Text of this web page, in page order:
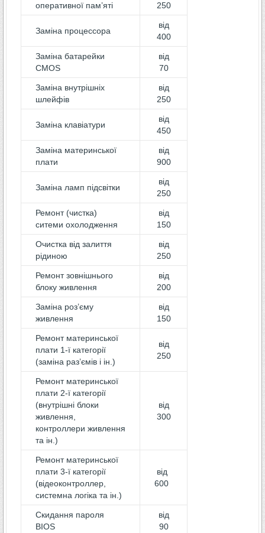
оперативної пам’яті
250
Заміна процессора
від
400
Заміна батарейки
CMOS
від
70
Заміна внутрішніх
шлейфів
від
250
Заміна клавіатури
від
450
Заміна материнської
плати
від
900
Заміна ламп підсвітки
від
250
Ремонт (чистка)
ситеми охолодження
від
150
Очистка від залиття
рідиною
від
250
Ремонт зовнішнього
блоку живлення
від
200
Заміна роз’єму
живлення
від
150
Ремонт материнської
плати 1-ї категорії
(заміна раз’ємів і ін.)
від
250
Ремонт материнської
плати 2-ї категорії
(внутрішні блоки
живлення,
контроллери живлення
та ін.)
від
300
Ремонт материнської
плати 3-ї категорії
(відеоконтроллер,
системна логіка та ін.)
від
600
Скидання пароля
BIOS
від
90